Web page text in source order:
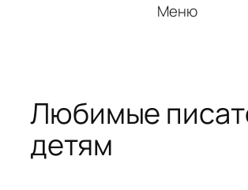
Меню
Любимые
детям